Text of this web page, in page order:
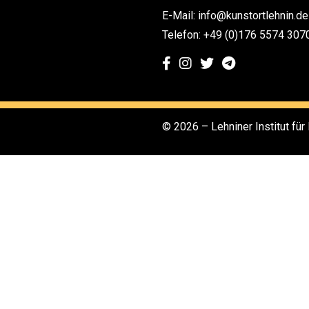
E-Mail: info@kunstortlehnin.de
Telefon: +49 (0)176 5574
© 2026 – Lehniner Institut für